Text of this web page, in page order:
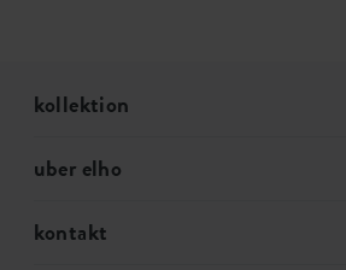
kollektion
uber elho
kontakt